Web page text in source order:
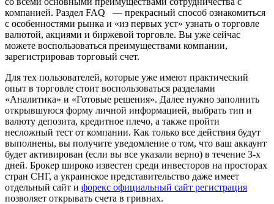
компанией. Раздел FAQ — прекрасный способ ознакомиться
с особенностями рынка и «из первых уст» узнать о торговле
валютой, акциями и биржевой торговле. Вы уже сейчас
можете воспользоваться преимуществами компании,
зарегистрировав торговый счет.
Для тех пользователей, которые уже имеют практический
опыт в торговле стоит воспользоваться разделами
«Аналитика» и «Готовые решения». Далее нужно заполнить
открывшуюся форму личной информацией, выбрать тип и
валюту депозита, кредитное плечо, а также пройти
несложный тест от компании. Как только все действия будут
выполнены, вы получите уведомление о том, что ваш аккаунт
будет активирован (если вы все указали верно) в течение 3-х
дней. Брокер широко известен среди инвесторов на просторах
стран СНГ, а украинское представительство даже имеет
отдельный сайт и форекс официальный сайт регистрация
позволяет открывать счета в гривнах.